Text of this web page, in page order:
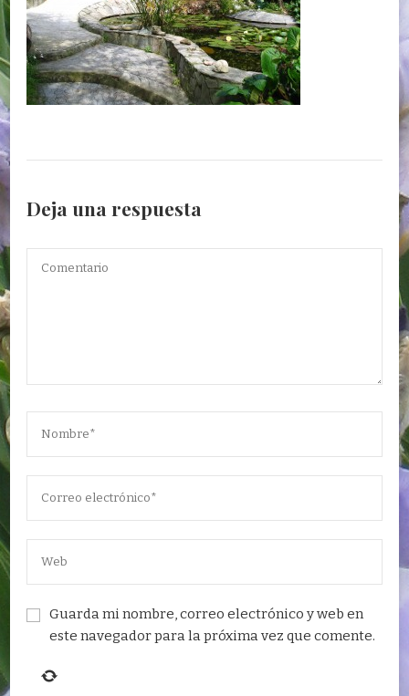
Deja una respuesta
Guarda mi nombre, correo electrónico y web en
este navegador para la próxima vez que comente.